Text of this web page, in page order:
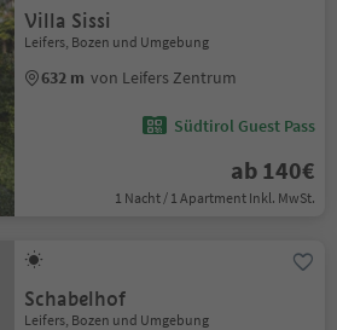
Villa Sissi
Leifers, Bozen und Umgebung
632 m von Leifers Zentrum
Südtirol Guest Pass
ab 140€
1 Nacht / 1 Apartment Inkl. MwSt.
Schabelhof
Leifers, Bozen und Umgebung